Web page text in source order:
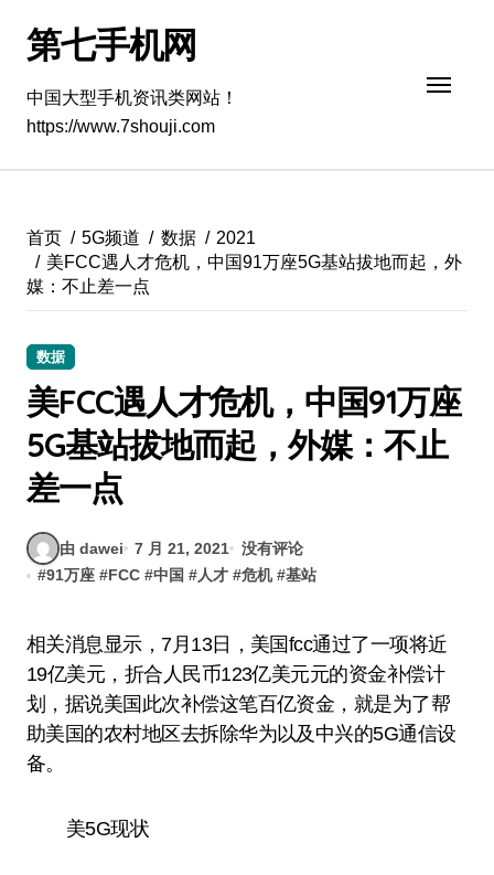
第七手机网
中国大型手机资讯类网站！
https://www.7shouji.com
首页 5G频道 数据
2021
美FCC遇人才危机，中国91万座5G基站拔地而起，外
媒：不止差一点
数据
美FCC遇人才危机，中国91万座
5G基站拔地而起，外媒：不止
差一点
由 dawei 7 月 21, 2021
没有评论
#91万座 #FCC #中国 #人才 #危机 #基站
相关消息显示，7月13日，美国fcc通过了一项将近
19亿美元，折合人民币123亿美元元的资金补偿计
划，据说美国此次补偿这笔百亿资金，就是为了帮
助美国的农村地区去拆除华为以及中兴的5G通信设
备。
美5G现状